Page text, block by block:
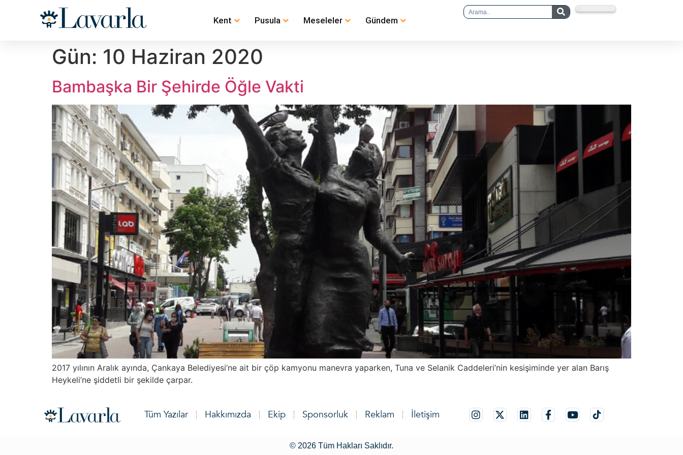
Kent Pusula Meseleler Gündem
Gün: 10 Haziran 2020
Bambaşka Bir Şehirde Öğle Vakti
2017 yılının Aralık ayında, Çankaya Belediyesi’ne ait bir çöp kamyonu manevra yaparken, Tuna ve Selanik Caddeleri’nin kesişiminde yer alan Barış
Heykeli’ne şiddetli bir şekilde çarpar.
Tüm Yazılar Hakkımızda Ekip Sponsorluk Reklam İletişim
© 2026 Tüm Hakları Saklıdır.